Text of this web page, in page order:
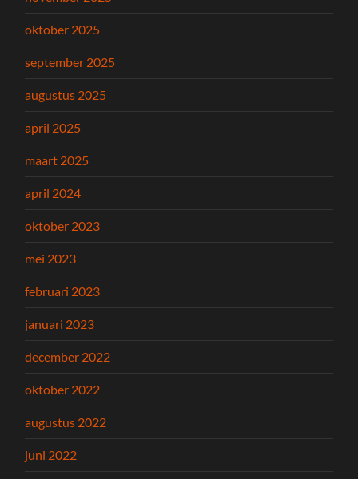
oktober 2025
september 2025
augustus 2025
april 2025
maart 2025
april 2024
oktober 2023
mei 2023
februari 2023
januari 2023
december 2022
oktober 2022
augustus 2022
juni 2022